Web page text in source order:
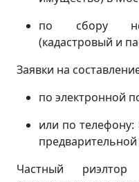
по сбору
(кадастровый и
Заявки на
по электронной
или по телефону:
Частный